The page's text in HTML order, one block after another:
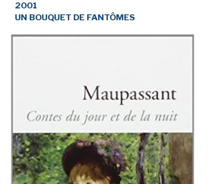
2001
UN BOUQUET DE FANTÔMES